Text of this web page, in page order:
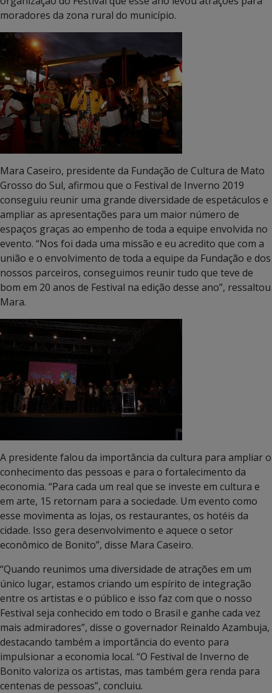
moradores da zona rural do município.
Mara Caseiro, presidente da Fundação de Cultura de Mato
Grosso do Sul, afirmou que o Festival de Inverno 2019
conseguiu reunir uma grande diversidade de espetáculos e
ampliar as apresentações para um maior número de
espaços graças ao empenho de toda a equipe envolvida no
evento. “Nos foi dada uma missão e eu acredito que com a
união e o envolvimento de toda a equipe da Fundação e dos
nossos parceiros, conseguimos reunir tudo que teve de
bom em 20 anos de Festival na edição desse ano”, ressaltou
Mara.
A presidente falou da importância da cultura para ampliar o
conhecimento das pessoas e para o fortalecimento da
economia. “Para cada um real que se investe em cultura e
em arte, 15 retornam para a sociedade. Um evento como
esse movimenta as lojas, os restaurantes, os hotéis da
cidade. Isso gera desenvolvimento e aquece o setor
econômico de Bonito”, disse Mara Caseiro.
“Quando reunimos uma diversidade de atrações em um
único lugar, estamos criando um espírito de integração
entre os artistas e o público e isso faz com que o nosso
Festival seja conhecido em todo o Brasil e ganhe cada vez
mais admiradores”, disse o governador Reinaldo Azambuja,
destacando também a importância do evento para
impulsionar a economia local. “O Festival de Inverno de
Bonito valoriza os artistas, mas também gera renda para
centenas de pessoas”, concluiu.